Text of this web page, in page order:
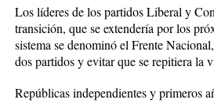
Los líderes de los partidos Liberal y
transición, que se extendería por los
sistema se denominó el Frente
dos partidos y evitar que se repitiera la
Repúblicas independientes y primeros